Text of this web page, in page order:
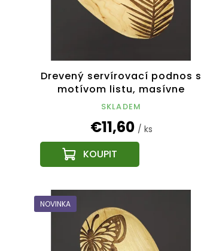
Drevený servírovací podnos s
motívom listu, masívne
drevo, 22 cm
SKLADEM
€11,60 / ks
NOVINKA